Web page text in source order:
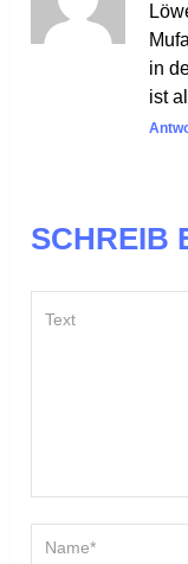
in
ist
SCHREIB